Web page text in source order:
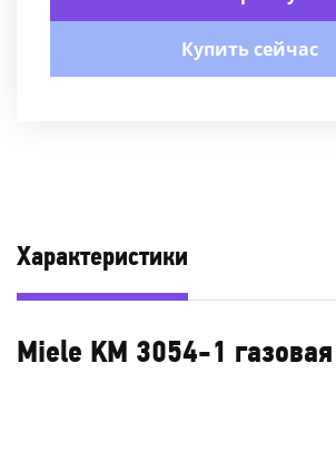
Купить сейчас
Характеристики
Miele KM 3054-1 газовая